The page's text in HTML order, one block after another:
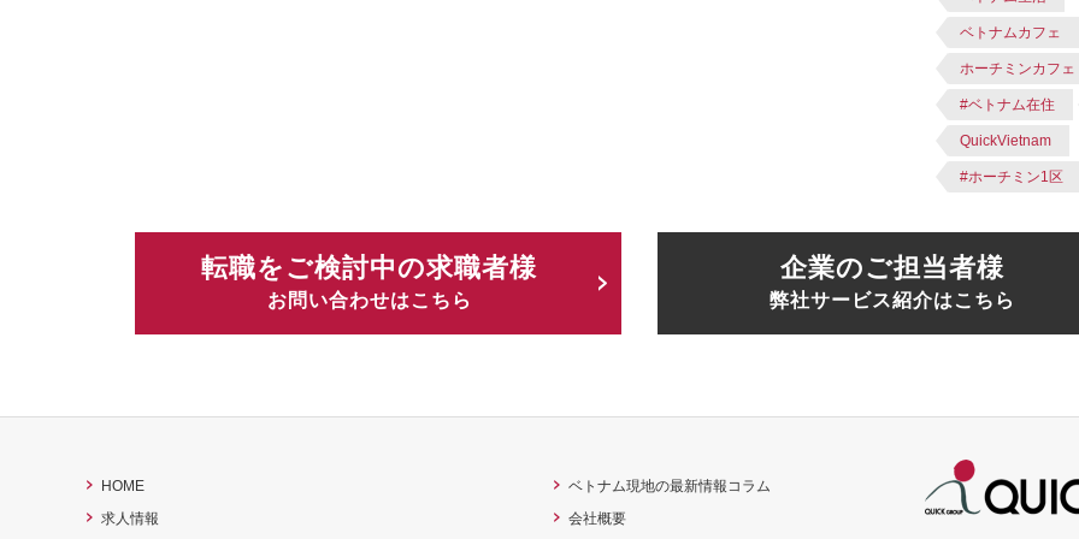
ベトナムカフェ
ホーチミンカフェ
#ベトナム在住
QuickVietnam
#ホーチミン1区
転職をご検討中の求職者様
お問い合わせはこちら
企業のご担当者様
弊社サービス紹介はこちら
HOME
求人情報
ベトナム現地の最新情報コラム
会社概要